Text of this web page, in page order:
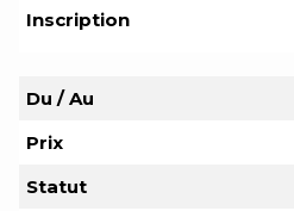
Inscription
Du / Au
Prix
Statut